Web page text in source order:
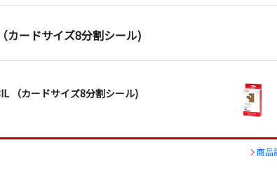
カードサイズ8分割シール)
（カードサイズ8分割シール)
商品